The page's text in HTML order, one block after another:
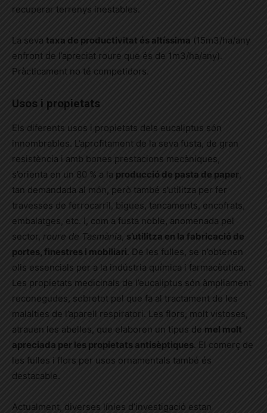
recuperar terrenys inestables.
La seva taxa de productivitat és altíssima (15m3/ha/any
enfront de l’apreciat roure que és de 1m3/ha/any).
Pràcticament no té competidors.
Usos i propietats
Els diferents usos i propietats dels eucaliptus són
innombrables. L’aprofitament de la seva fusta, de gran
resistència i amb bones prestacions mecàniques,
s’orienta en un 80 % a la producció de pasta de paper
tan demandada al món, però també s’utilitza per fer
travesses de ferrocarril, bigues, tancaments, encofrats,
embalatges, etc. I, com a fusta noble, anomenada pel
sector, roure de Tasmània , s’utilitza en la fabricació de
portes, finestres i mobiliari. De les fulles, se n’obtenen
olis essencials per a la indústria química i farmacèutica.
Les propietats medicinals de l’eucaliptus són àmpliament
reconegudes, sobretot pel que fa al tractament de les
malalties de l’aparell respiratori. Les flors, molt vistoses,
atrauen les abelles, que elaboren un tipus de mel molt
apreciada per les propietats antisèptiques . El comerç de
les fulles i flors per usos ornamentals també és
destacable.
Actualment, diverses línies d’investigació estan